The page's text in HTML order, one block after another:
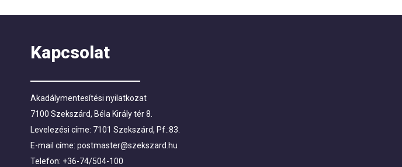
Kapcsolat
Akadálymentesítési nyilatkozat
7100 Szekszárd, Béla Király tér 8.
Levelezési címe: 7101 Szekszárd, Pf.:83.
E-mail címe: postmaster@szekszard.hu
Telefon: +36-74/504-100